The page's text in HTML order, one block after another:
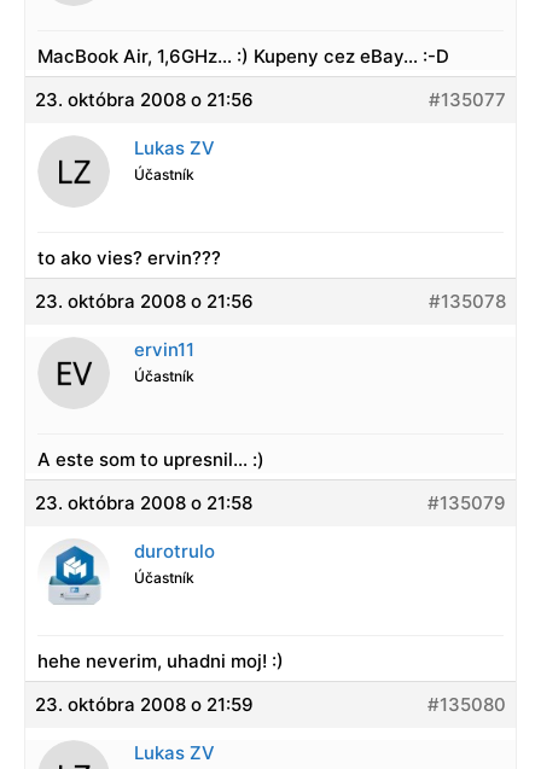
MacBook Air, 1,6GHz… :) Kupeny cez eBay… :-D
23. októbra 2008 o 21:56
#135077
Lukas ZV
Účastník
to ako vies? ervin???
23. októbra 2008 o 21:56
#135078
ervin11
Účastník
A este som to upresnil… :)
23. októbra 2008 o 21:58
#135079
durotrulo
Účastník
hehe neverim, uhadni moj! :)
23. októbra 2008 o 21:59
#135080
Lukas ZV